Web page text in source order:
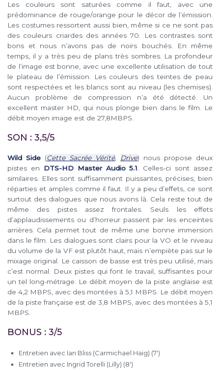
Les couleurs sont saturées comme il faut, avec une
prédominance de rouge/orange pour le décor de l’émission.
Les costumes ressortent aussi bien, même si ce ne sont pas
des couleurs criardes des années 70. Les contrastes sont
bons et nous n’avons pas de noirs bouchés. En même
temps, il y a très peu de plans très sombres. La profondeur
de l’image est bonne, avec une excellente utilisation de tout
le plateau de l’émission. Les couleurs des teintes de peau
sont respectées et les blancs sont au niveau (les chemises).
Aucun problème de compression n’a été détecté. Un
excellent master HD, qui nous plonge bien dans le film. Le
débit moyen image est de 27,8MBPS.
SON : 3,5/5
Wild Side (Cette Sacrée Vérité, Drive) nous propose deux
pistes en DTS-HD Master Audio 5.1 . Celles-ci sont assez
similaires. Elles sont suffisamment puissantes, précises, bien
réparties et amples comme il faut. Il y a peu d’effets, ce sont
surtout des dialogues que nous avons là. Cela reste tout de
même des pistes assez frontales. Seuls les effets
d’applaudissements ou d’horreur passent par les enceintes
arrières. Cela permet tout de même une bonne immersion
dans le film. Les dialogues sont clairs pour la VO et le niveau
du volume de la VF est plutôt haut, mais n’empiète pas sur le
mixage original. Le caisson de basse est très peu utilisé, mais
c’est normal. Deux pistes qui font le travail, suffisantes pour
un tel long-métrage. Le débit moyen de la piste anglaise est
de 4,2 MBPS, avec des montées à 5,1 MBPS. Le débit moyen
de la piste française est de 3,8 MBPS, avec des montées à 5,1
MBPS.
BONUS : 3/5
Entretien avec Ian Bliss (Carmichael Haig) (7′)
Entretien avec Ingrid Torelli (Lilly) (8′)